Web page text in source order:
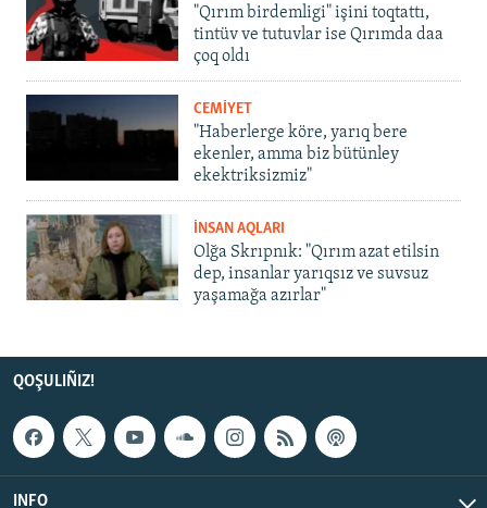
"Qırım birdemligi" işini toqtattı,
tintüv ve tutuvlar ise Qırımda daa
çoq oldı
CEMİYET
"Haberlerge köre, yarıq bere
ekenler, amma biz bütünley
ekektriksizmiz"
İNSAN AQLARI
Olğa Skrıpnık: "Qırım azat etilsin
dep, insanlar yarıqsız ve suvsuz
yaşamağa azırlar"
QOŞULIÑIZ!
INFO